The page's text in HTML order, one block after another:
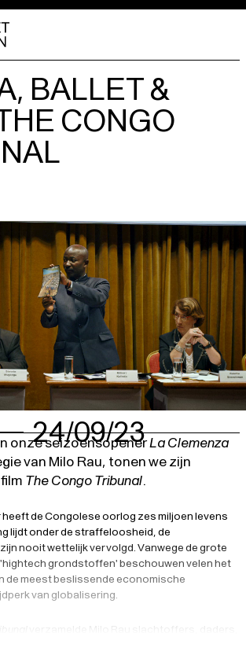
BALLET &
CONGO
24/09/23
onze seizoensopenerLa Clemenza
van Milo Rau, tonen we zijn
The Congo Tribunal.
heeft de Congolese oorlog zes miljoen levens
lijdt onder de straffeloosheid, de
nooit wettelijk vervolgd. Vanwege de grote
grondstoffen' beschouwen velen het
de meest beslissende economische
van globalisering.